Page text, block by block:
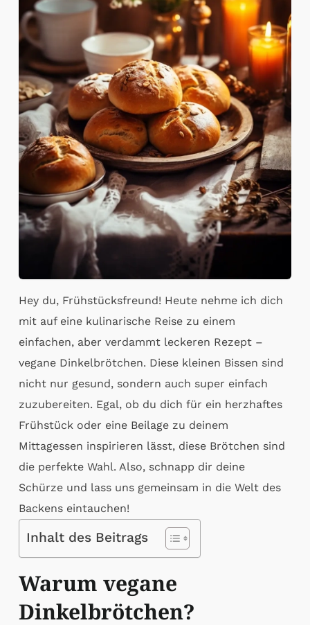
Hey du, Frühstücksfreund! Heute nehme ich dich
mit auf eine kulinarische Reise zu einem
einfachen, aber verdammt leckeren Rezept –
vegane Dinkelbrötchen. Diese kleinen Bissen sind
nicht nur gesund, sondern auch super einfach
zuzubereiten. Egal, ob du dich für ein herzhaftes
Frühstück oder eine Beilage zu deinem
Mittagessen inspirieren lässt, diese Brötchen sind
die perfekte Wahl. Also, schnapp dir deine
Schürze und lass uns gemeinsam in die Welt des
Backens eintauchen!
Inhalt des Beitrags
Warum vegane
Dinkelbrötchen?